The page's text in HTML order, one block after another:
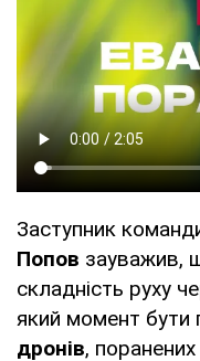
Заступник
Попов зауважив,
складність руху
який момент бути
дронів,